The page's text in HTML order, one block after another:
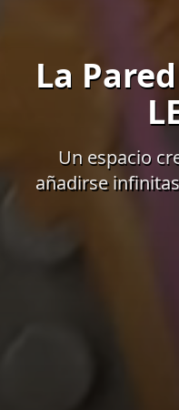
La
Un espacio
añadirse